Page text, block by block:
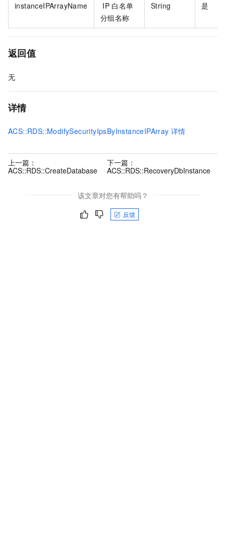
instanceIPArrayName
IP 白名单
分组名称
String 是
返回值
无
详情
ACS::RDS::ModifySecurityIpsByInstanceIPArray 详情
上一篇：
ACS::RDS::CreateDatabase
下一篇：
ACS::RDS::RecoveryDbInstance
该文章对您有帮助吗？
反馈